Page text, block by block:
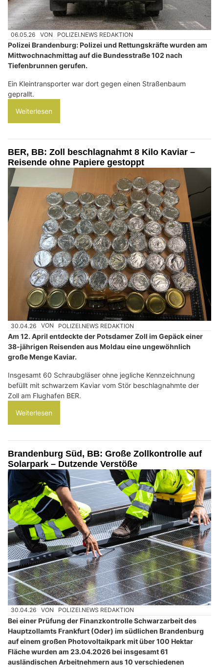
06.05.26 VON POLIZEI.NEWS REDAKTION
Polizei Brandenburg: Polizei und Rettungskräfte wurden am
Mittwochnachmittag auf die Bundesstraße 102 nach
Tiefenbrunnen gerufen.
Ein Kleintransporter war dort gegen einen Straßenbaum
geprallt.
Weiterlesen
BER, BB: Zoll beschlagnahmt 8 Kilo Kaviar –
Reisende ohne Papiere gestoppt
30.04.26 VON POLIZEI.NEWS REDAKTION
Am 12. April entdeckte der Potsdamer Zoll im Gepäck einer
38-jährigen Reisenden aus Moldau eine ungewöhnlich
große Menge Kaviar.
Insgesamt 60 Schraubgläser ohne jegliche Kennzeichnung
befüllt mit schwarzem Kaviar vom Stör beschlagnahmte der
Zoll am Flughafen BER.
Weiterlesen
Brandenburg Süd, BB: Große Zollkontrolle auf
Solarpark – Dutzende Verstöße
30.04.26 VON POLIZEI.NEWS REDAKTION
Bei einer Prüfung der Finanzkontrolle Schwarzarbeit des
Hauptzollamts Frankfurt (Oder) im südlichen Brandenburg
auf einem großen Photovoltaikpark mit über 100 Hektar
Fläche wurden am 23.04.2026 bei insgesamt 61
ausländischen Arbeitnehmern aus 10 verschiedenen